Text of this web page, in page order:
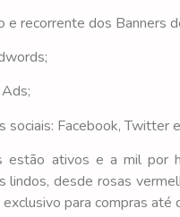
recorrente dos Banners
sociais: Facebook, Twitter
estão ativos e a mil por
lindos, desde rosas
exclusivo para compras